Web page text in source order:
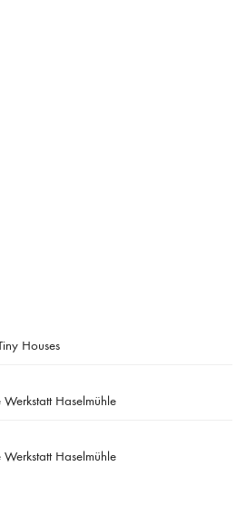
Houses
Haselmühle
Haselmühle